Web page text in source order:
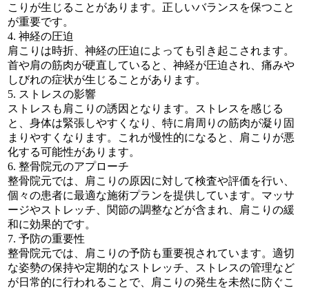
こりが生じることがあります。正しいバランスを保つこと
が重要です。
4. 神経の圧迫
肩こりは時折、神経の圧迫によっても引き起こされます。
首や肩の筋肉が硬直していると、神経が圧迫され、痛みや
しびれの症状が生じることがあります。
5. ストレスの影響
ストレスも肩こりの誘因となります。ストレスを感じる
と、身体は緊張しやすくなり、特に肩周りの筋肉が凝り固
まりやすくなります。これが慢性的になると、肩こりが悪
化する可能性があります。
6. 整骨院元のアプローチ
整骨院元では、肩こりの原因に対して検査や評価を行い、
個々の患者に最適な施術プランを提供しています。マッサ
ージやストレッチ、関節の調整などが含まれ、肩こりの緩
和に効果的です。
7. 予防の重要性
整骨院元では、肩こりの予防も重要視されています。適切
な姿勢の保持や定期的なストレッチ、ストレスの管理など
が日常的に行われることで、肩こりの発生を未然に防ぐこ